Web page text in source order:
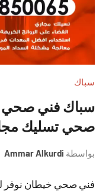
سباك
صحي تسليك
بواسطة Ammar Alkurdi
فني صحي خيطان نوفر